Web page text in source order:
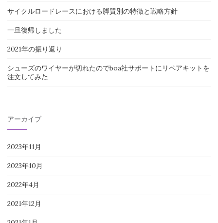
サイクルロードレースにおける脚質別の特徴と戦略方針
一旦復帰しました
2021年の振り返り
シューズのワイヤーが切れたのでboa社サポートにリペアキットを
注文してみた
アーカイブ
2023年11月
2023年10月
2022年4月
2021年12月